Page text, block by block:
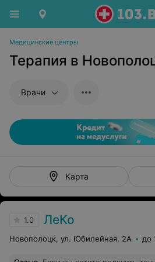
Медицинские центры
Терапия в
Врачи
Карта
1.0 ЛеКо
Новополоцк, ул. Юбилейная, 2А до